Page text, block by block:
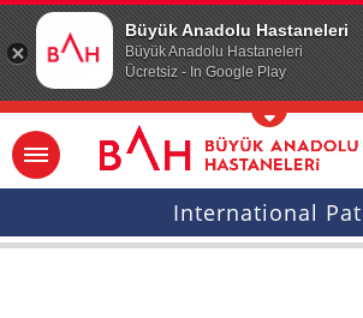
Büyük Anadolu Hastaneleri
Büyük Anadolu Hastaneleri
Ücretsiz - In Google Play
Ana icerige atla
International